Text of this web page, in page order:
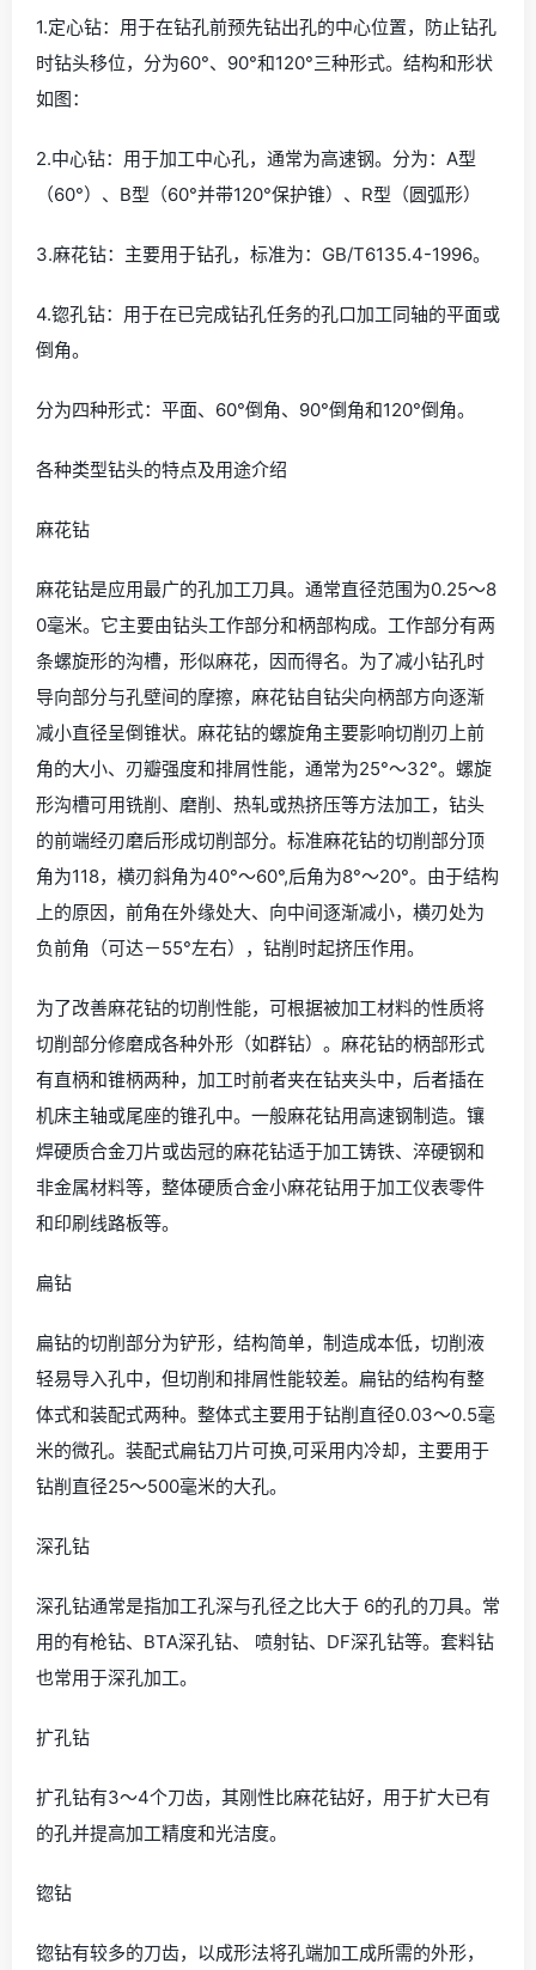
1.定心钻：用于在钻孔前预先钻出孔的中心位置，防止钻孔
时钻头移位，分为60°、90°和120°三种形式。结构和形状
如图：
2.中心钻：用于加工中心孔，通常为高速钢。分为：A型
（60°）、B型（60°并带120°保护锥）、R型（圆弧形）
3.麻花钻：主要用于钻孔，标准为：GB/T6135.4-1996。
4.锪孔钻：用于在已完成钻孔任务的孔口加工同轴的平面或
倒角。
分为四种形式：平面、60°倒角、90°倒角和120°倒角。
各种类型钻头的特点及用途介绍
麻花钻
麻花钻是应用最广的孔加工刀具。通常直径范围为0.25～8
0毫米。它主要由钻头工作部分和柄部构成。工作部分有两
条螺旋形的沟槽，形似麻花，因而得名。为了减小钻孔时
导向部分与孔壁间的摩擦，麻花钻自钻尖向柄部方向逐渐
减小直径呈倒锥状。麻花钻的螺旋角主要影响切削刃上前
角的大小、刃瓣强度和排屑性能，通常为25°～32°。螺旋
形沟槽可用铣削、磨削、热轧或热挤压等方法加工，钻头
的前端经刃磨后形成切削部分。标准麻花钻的切削部分顶
角为118，横刃斜角为40°～60°,后角为8°～20°。由于结构
上的原因，前角在外缘处大、向中间逐渐减小，横刃处为
负前角（可达－55°左右），钻削时起挤压作用。
为了改善麻花钻的切削性能，可根据被加工材料的性质将
切削部分修磨成各种外形（如群钻）。麻花钻的柄部形式
有直柄和锥柄两种，加工时前者夹在钻夹头中，后者插在
机床主轴或尾座的锥孔中。一般麻花钻用高速钢制造。镶
焊硬质合金刀片或齿冠的麻花钻适于加工铸铁、淬硬钢和
非金属材料等，整体硬质合金小麻花钻用于加工仪表零件
和印刷线路板等。
扁钻
扁钻的切削部分为铲形，结构简单，制造成本低，切削液
轻易导入孔中，但切削和排屑性能较差。扁钻的结构有整
体式和装配式两种。整体式主要用于钻削直径0.03～0.5毫
米的微孔。装配式扁钻刀片可换,可采用内冷却，主要用于
钻削直径25～500毫米的大孔。
深孔钻
深孔钻通常是指加工孔深与孔径之比大于 6的孔的刀具。常
用的有枪钻、BTA深孔钻、 喷射钻、DF深孔钻等。套料钻
也常用于深孔加工。
扩孔钻
扩孔钻有3～4个刀齿，其刚性比麻花钻好，用于扩大已有
的孔并提高加工精度和光洁度。
锪钻
锪钻有较多的刀齿，以成形法将孔端加工成所需的外形，